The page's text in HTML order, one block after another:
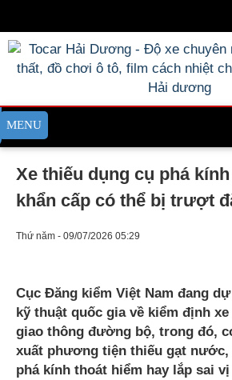
Xe thiếu dụng cụ phá
khẩn cấp có thể bị trượt
Thứ năm - 09/07/2026 05:29
Cục Đăng kiểm Việt Nam đang
kỹ thuật quốc gia về kiểm định
giao thông đường bộ, trong đó,
xuất phương tiện thiếu gạt nước,
phá kính thoát hiểm hay lắp sai